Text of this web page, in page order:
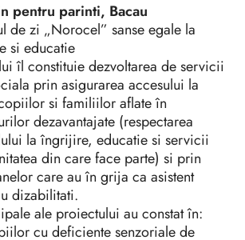
pentru parinti, Bacau
de zi „Norocel” sanse egale la
si educatie
îl constituie dezvoltarea de servicii
prin asigurarea accesului la
si familiilor aflate în
dezavantajate (respectarea
la îngrijire, educatie si servicii
din care face parte) si prin
care au în grija ca asistent
dizabilitati.
ale proiectului au constat în:
cu deficiente senzoriale de